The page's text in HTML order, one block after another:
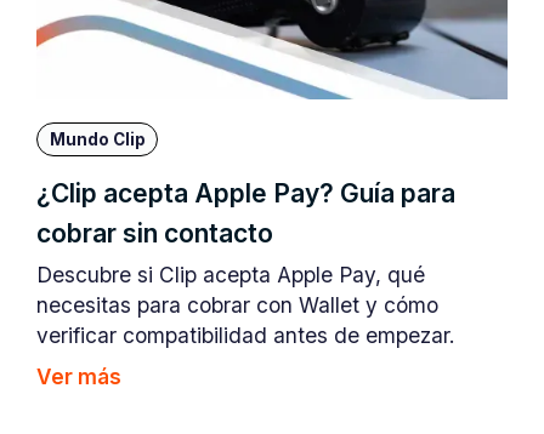
Mundo Clip
¿Clip acepta Apple Pay? Guía para
cobrar sin contacto
Descubre si Clip acepta Apple Pay, qué
necesitas para cobrar con Wallet y cómo
verificar compatibilidad antes de empezar.
Ver más